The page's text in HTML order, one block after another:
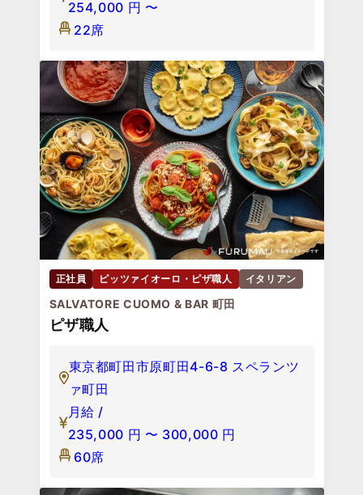
254,000 円 〜
22席
正社員 ピッツァイオーロ・ピザ職人 イタリアン
SALVATORE CUOMO & BAR 町田
ピザ職人
東京都町田市原町田4-6-8 スペランツ
ァ町田
月給 /
235,000 円 〜 300,000 円
60席